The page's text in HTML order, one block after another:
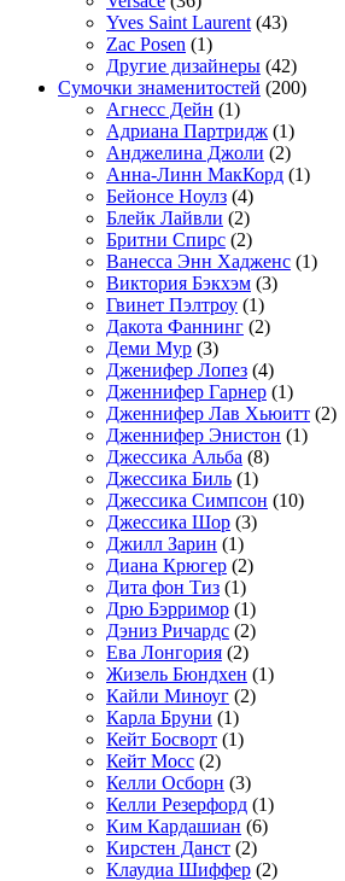
Yves Saint Laurent (43)
Zac Posen (1)
Другие дизайнеры (42)
Сумочки знаменитостей (200)
Агнесс Дейн (1)
Адриана Партридж (1)
Анджелина Джоли (2)
Анна-Линн МакКорд (1)
Бейонсе Ноулз (4)
Блейк Лайвли (2)
Бритни Спирс (2)
Ванесса Энн Хадженс (1)
Виктория Бэкхэм (3)
Гвинет Пэлтроу (1)
Дакота Фаннинг (2)
Деми Мур (3)
Дженифер Лопез (4)
Дженнифер Гарнер (1)
Дженнифер Лав Хьюитт (2)
Дженнифер Энистон (1)
Джессика Альба (8)
Джессика Биль (1)
Джессика Симпсон (10)
Джессика Шор (3)
Джилл Зарин (1)
Диана Крюгер (2)
Дита фон Тиз (1)
Дрю Бэрримор (1)
Дэниз Ричардс (2)
Ева Лонгория (2)
Жизель Бюндхен (1)
Кайли Миноуг (2)
Карла Бруни (1)
Кейт Босворт (1)
Кейт Мосс (2)
Келли Осборн (3)
Келли Резерфорд (1)
Ким Кардашиан (6)
Кирстен Данст (2)
Клаудиа Шиффер (2)